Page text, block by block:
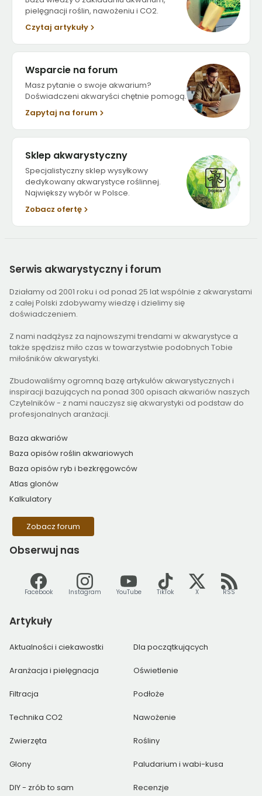
pielęgnacji roślin, nawożeniu i CO2.
Czytaj artykuły
Wsparcie na forum
Masz pytanie o swoje akwarium?
Doświadczeni akwaryści chętnie pomogą.
Zapytaj na forum
Sklep akwarystyczny
Specjalistyczny sklep wysyłkowy
dedykowany akwarystyce roślinnej.
Największy wybór w Polsce.
Zobacz ofertę
Serwis akwarystyczny i forum
Działamy od 2001 roku i od ponad 25 lat wspólnie z akwarystami
z całej Polski zdobywamy wiedzę i dzielimy się
doświadczeniem.
Z nami nadążysz za najnowszymi trendami w akwarystyce a
także spędzisz miło czas w towarzystwie podobnych Tobie
miłośników akwarystyki.
Zbudowaliśmy ogromną bazę artykułów akwarystycznych i
inspiracji bazujących na ponad 300 opisach akwariów naszych
Czytelników - z nami nauczysz się akwarystyki od podstaw do
profesjonalnych aranżacji.
Baza akwariów
Baza opisów roślin akwariowych
Baza opisów ryb i bezkręgowców
Atlas glonów
Kalkulatory
Zobacz forum
Obserwuj nas
Facebook Instagram YouTube TikTok X RSS
Artykuły
Aktualności i ciekawostki Dla początkujących
Aranżacja i pielęgnacja Oświetlenie
Filtracja Podłoże
Technika CO2 Nawożenie
Zwierzęta Rośliny
Glony Paludarium i wabi-kusa
DIY - zrób to sam Recenzje